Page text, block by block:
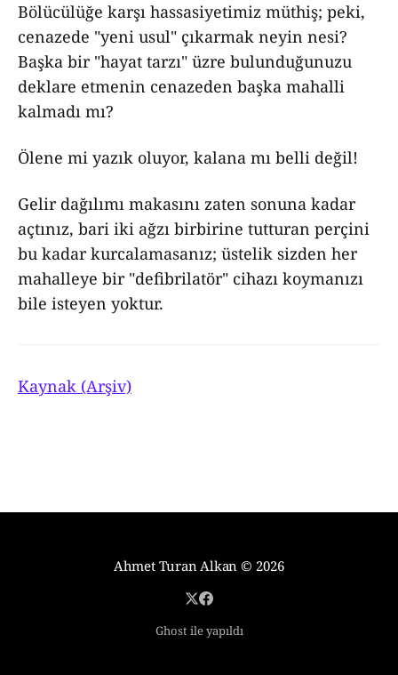
Bölücülüğe karşı hassasiyetimiz müthiş; peki,
cenazede "yeni usul" çıkarmak neyin nesi?
Başka bir "hayat tarzı" üzre bulunduğunuzu
deklare etmenin cenazeden başka mahalli
kalmadı mı?
Ölene mi yazık oluyor, kalana mı belli değil!
Gelir dağılımı makasını zaten sonuna kadar
açtınız, bari iki ağzı birbirine tutturan perçini
bu kadar kurcalamasanız; üstelik sizden her
mahalleye bir "defibrilatör" cihazı koymanızı
bile isteyen yoktur.
Kaynak (Arşiv)
Ahmet Turan Alkan © 2026
Ghost ile yapıldı